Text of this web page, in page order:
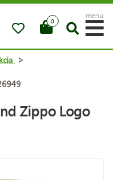
0
menu
>
Zippo Logo